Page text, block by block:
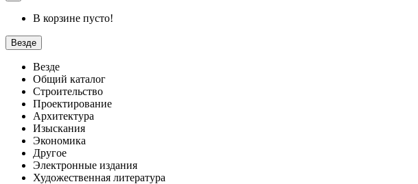
В корзине пусто!
Везде
Везде
Общий каталог
Строительство
Проектирование
Архитектура
Изыскания
Экономика
Другое
Электронные издания
Художественная литература